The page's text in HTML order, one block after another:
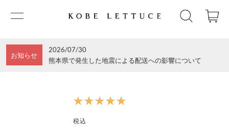
お知らせ
2026/07/30
熊本県で発生した地震による配送への影響について
★★★★★
★★★★★
税込